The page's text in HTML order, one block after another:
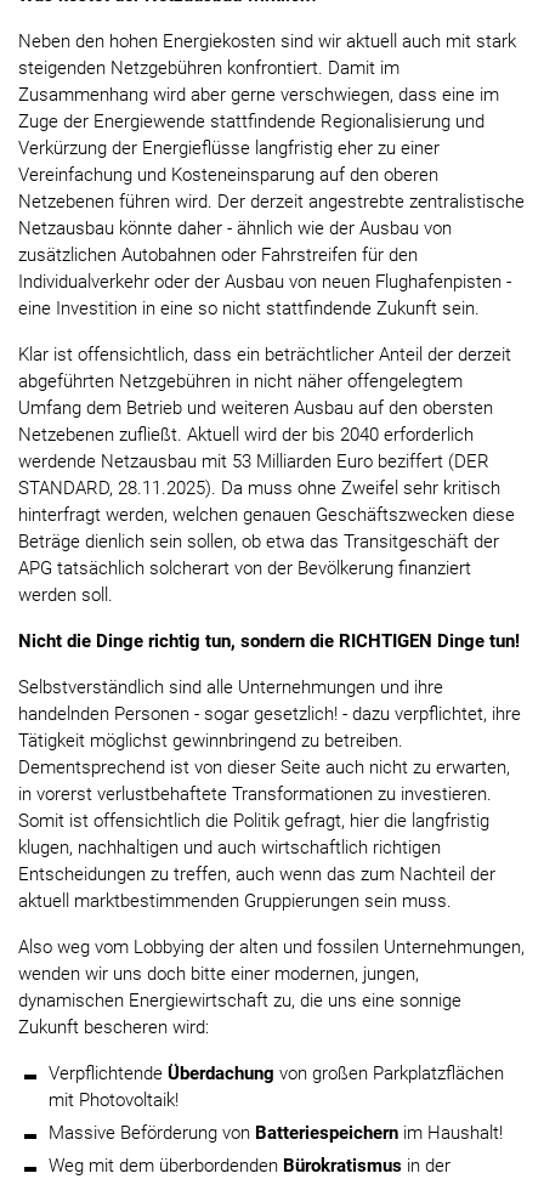
Neben den hohen Energiekosten sind wir aktuell auch mit stark
steigenden Netzgebühren konfrontiert. Damit im
Zusammenhang wird aber gerne verschwiegen, dass eine im
Zuge der Energiewende stattfindende Regionalisierung und
Verkürzung der Energieflüsse langfristig eher zu einer
Vereinfachung und Kosteneinsparung auf den oberen
Netzebenen führen wird. Der derzeit angestrebte zentralistische
Netzausbau könnte daher - ähnlich wie der Ausbau von
zusätzlichen Autobahnen oder Fahrstreifen für den
Individualverkehr oder der Ausbau von neuen Flughafenpisten -
eine Investition in eine so nicht stattfindende Zukunft sein.
Klar ist offensichtlich, dass ein beträchtlicher Anteil der derzeit
abgeführten Netzgebühren in nicht näher offengelegtem
Umfang dem Betrieb und weiteren Ausbau auf den obersten
Netzebenen zufließt. Aktuell wird der bis 2040 erforderlich
werdende Netzausbau mit 53 Milliarden Euro beziffert (DER
STANDARD, 28.11.2025). Da muss ohne Zweifel sehr kritisch
hinterfragt werden, welchen genauen Geschäftszwecken diese
Beträge dienlich sein sollen, ob etwa das Transitgeschäft der
APG tatsächlich solcherart von der Bevölkerung finanziert
werden soll.
Nicht die Dinge richtig tun, sondern die RICHTIGEN Dinge tun!
Selbstverständlich sind alle Unternehmungen und ihre
handelnden Personen - sogar gesetzlich! - dazu verpflichtet, ihre
Tätigkeit möglichst gewinnbringend zu betreiben.
Dementsprechend ist von dieser Seite auch nicht zu erwarten,
in vorerst verlustbehaftete Transformationen zu investieren.
Somit ist offensichtlich die Politik gefragt, hier die langfristig
klugen, nachhaltigen und auch wirtschaftlich richtigen
Entscheidungen zu treffen, auch wenn das zum Nachteil der
aktuell marktbestimmenden Gruppierungen sein muss.
Also weg vom Lobbying der alten und fossilen Unternehmungen,
wenden wir uns doch bitte einer modernen, jungen,
dynamischen Energiewirtschaft zu, die uns eine sonnige
Zukunft bescheren wird:
Verpflichtende Überdachung von großen Parkplatzflächen
mit Photovoltaik!
Massive Beförderung von Batteriespeichern im Haushalt!
Weg mit dem überbordenden Bürokratismus in der